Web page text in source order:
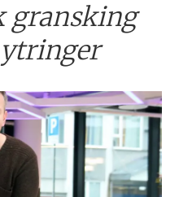
gransking